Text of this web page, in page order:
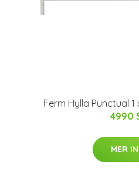
Ferm Hylla Punctual 1
4990
MER